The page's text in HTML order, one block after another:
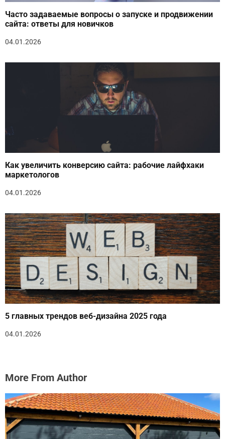
Часто задаваемые вопросы о запуске и продвижении
сайта: ответы для новичков
04.01.2026
Как увеличить конверсию сайта: рабочие лайфхаки
маркетологов
04.01.2026
5 главных трендов веб-дизайна 2025 года
04.01.2026
More From Author